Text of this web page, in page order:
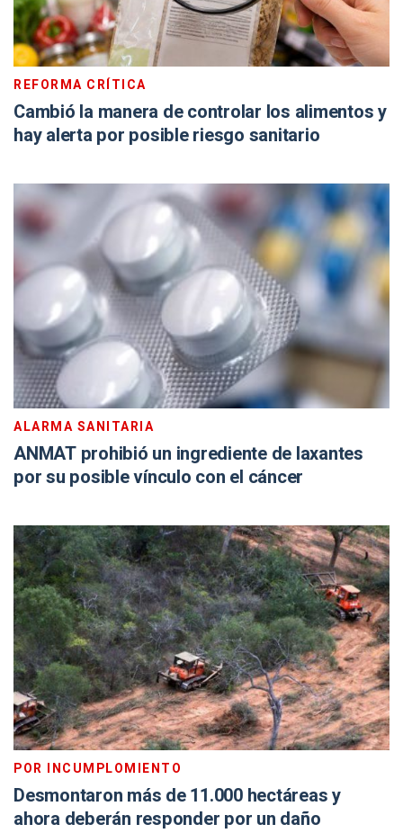
REFORMA CRÍTICA
Cambió la manera de controlar los alimentos y
hay alerta por posible riesgo sanitario
ALARMA SANITARIA
ANMAT prohibió un ingrediente de laxantes
por su posible vínculo con el cáncer
POR INCUMPLOMIENTO
Desmontaron más de 11.000 hectáreas y
ahora deberán responder por un daño